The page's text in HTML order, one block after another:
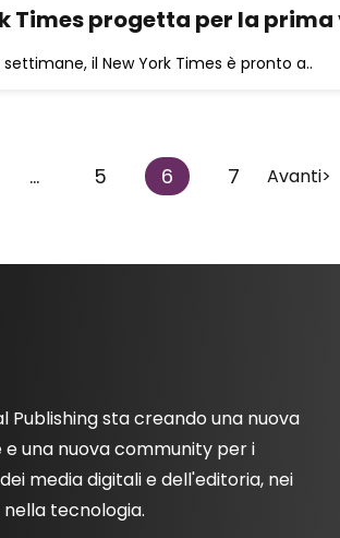
Times progetta per la
il New York Times è pronto a..
… 5 6 7 Avanti>
Publishing sta creando una nuova
una nuova community per i
media digitali e dell'editoria, nei
tecnologia.